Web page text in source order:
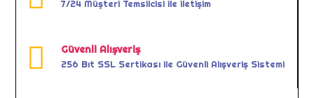
7/24 Müşteri Temsilcisi ile iletişim
Güvenli Alışveriş
256 Bıt SSL Sertikası ile Güvenli Alışveriş Sistemi